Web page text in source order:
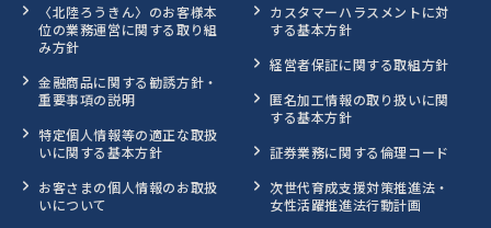
〈北陸ろうきん〉のお客様本
位の業務運営に関する取り組
み方針
金融商品に関する勧誘方針・
重要事項の説明
特定個人情報等の適正な取扱
いに関する基本方針
お客さまの個人情報のお取扱
いについて
カスタマーハラスメントに対
する基本方針
経営者保証に関する取組方針
匿名加工情報の取り扱いに関
する基本方針
証券業務に関する倫理コード
次世代育成支援対策推進法・
女性活躍推進法行動計画